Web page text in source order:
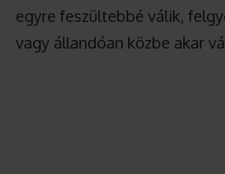
egyre feszültebbé válik,
vagy állandóan közbe akar